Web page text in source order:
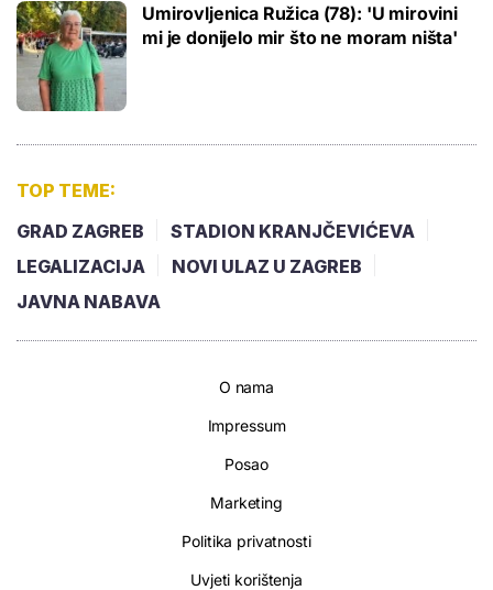
Umirovljenica Ružica (78): 'U mirovini
mi je donijelo mir što ne moram ništa'
TOP TEME:
GRAD ZAGREB
STADION KRANJČEVIĆEVA
LEGALIZACIJA
NOVI ULAZ U ZAGREB
JAVNA NABAVA
O nama
Impressum
Posao
Marketing
Politika privatnosti
Uvjeti korištenja